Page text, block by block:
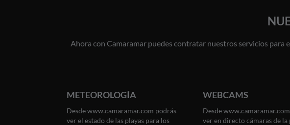
Ahora con Camaramar puedes contratar nuestros servicios para
METEOROLOGÍA
Desde www.camaramar.com podrás
ver el estado de las playas para los
WEBCAMS
Desde
ver en directo cámaras de la